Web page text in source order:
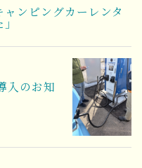
ャンピングカーレンタ
入のお知